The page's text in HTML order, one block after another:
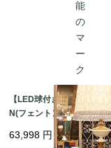
【LED球付き】FENTO
N(フェントン)ミルクグ
ラス テーブルラン
プ & LIBERTY シ
63,998 円